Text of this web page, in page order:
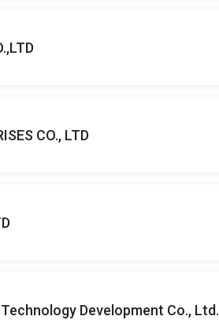
CO., LTD
Development Co., Ltd.